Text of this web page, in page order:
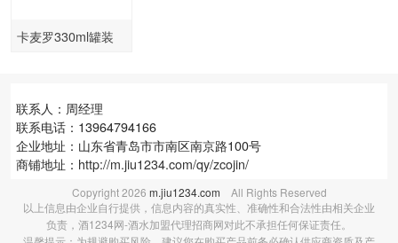
卡麦罗330ml罐装
联系人：周经理
联系电话：13964794166
企业地址：山东省青岛市市南区南京路100号
商铺地址： http://m.jiu1234.com/qy/zcojin/
Copyright2026 m.jiu1234.com All Rights Reserved
以上信息由企业自行提供，信息内容的真实性、准确性和合法性由相关企业
负责，酒1234网-酒水加盟代理招商网对此不承担任何保证责任。